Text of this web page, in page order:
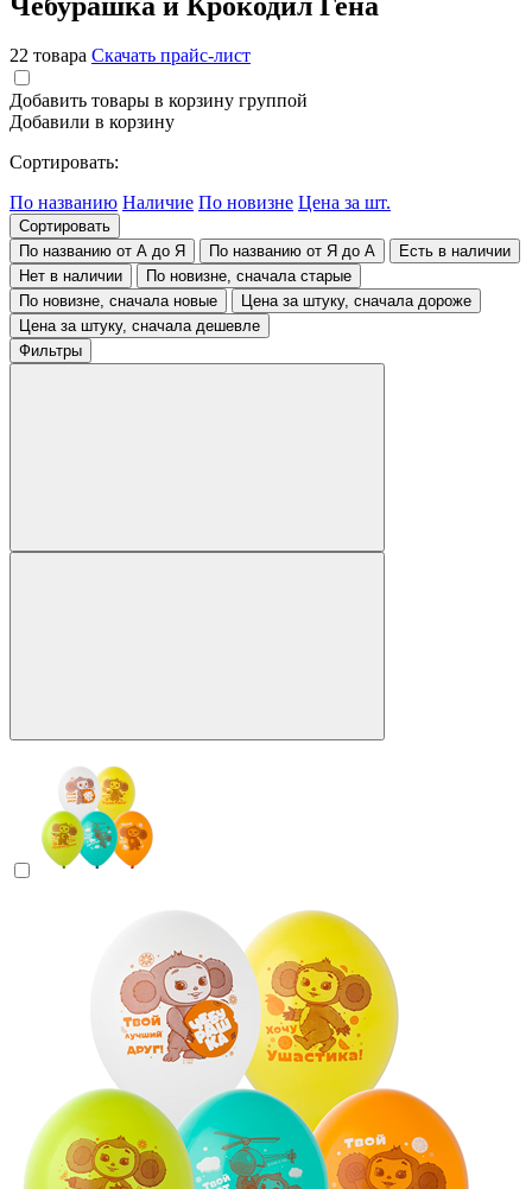
22 товара Скачать прайс-лист
Добавить товары в корзину группой
Добавили в корзину
Сортировать:
По названию Наличие По новизне Цена за шт.
Сортировать
По названию от А до Я
По названию от Я до А
Есть в наличии
Нет в наличии
По новизне, сначала старые
По новизне, сначала новые
Цена за штуку, сначала дороже
Цена за штуку, сначала дешевле
Фильтры